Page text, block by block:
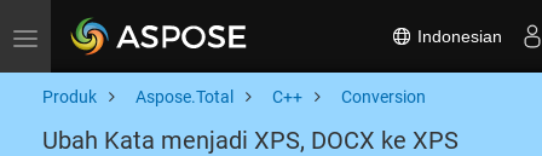
Toggle navigation Indonesian
Produk Aspose.Total C++ Conversion
Ubah Kata menjadi XPS, DOCX ke XPS